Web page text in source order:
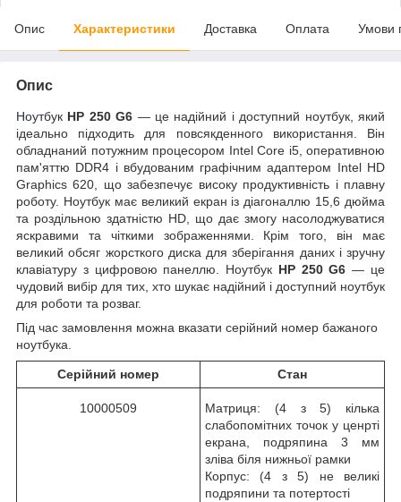
Опис Характеристики Доставка Оплата Умови
Опис
Ноутбук HP 250 G6 — це надійний і доступний ноутбук, який
ідеально підходить для повсякденного використання. Він
обладнаний потужним процесором Intel Core i5, оперативною
пам'яттю DDR4 і вбудованим графічним адаптером Intel HD
Graphics 620, що забезпечує високу продуктивність і плавну
роботу. Ноутбук має великий екран із діагоналлю 15,6 дюйма
та роздільною здатністю HD, що дає змогу насолоджуватися
яскравими та чіткими зображеннями. Крім того, він має
великий обсяг жорсткого диска для зберігання даних і зручну
клавіатуру з цифровою панеллю. Ноутбук HP 250 G6 — це
чудовий вибір для тих, хто шукає надійний і доступний ноутбук
для роботи та розваг.
Під час замовлення можна вказати серійний номер бажаного
ноутбука.
Серійний номер Стан
10000509
Матриця: (4 з 5) кілька
слабопомітних точок у ценрті
екрана, подряпина 3 мм
зліва біля нижньої рамки
Корпус: (4 з 5) не великі
подряпини та потертості